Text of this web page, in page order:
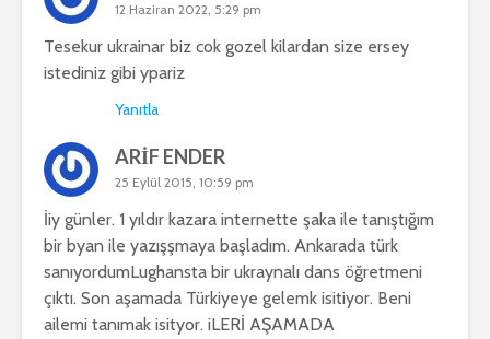
12 Haziran 2022, 5:29 pm
Tesekur ukrainar biz cok gozel kilardan size ersey
istediniz gibi ypariz
Yanıtla
ARİF ENDER
25 Eylül 2015, 10:59 pm
İiy günler. 1 yıldır kazara internette şaka ile tanıştığım
bir byan ile yazışşmaya başladım. Ankarada türk
sanıyordumLughansta bir ukraynalı dans öğretmeni
çıktı. Son aşamada Türkiyeye gelemk isitiyor. Beni
ailemi tanımak isityor. iLERİ AŞAMADA